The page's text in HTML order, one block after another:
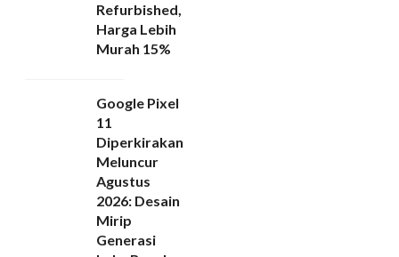
Refurbished,
Harga Lebih
Murah 15%
Google Pixel
11
Diperkirakan
Meluncur
Agustus
2026: Desain
Mirip
Generasi